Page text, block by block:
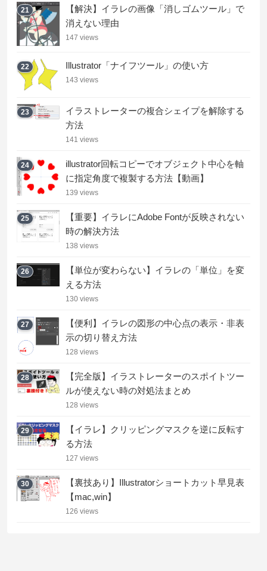
21
【解決】イラレの画像「消しゴムツール」で
消えない理由
147 views
22 Illustrator「ナイフツール」の使い方
143 views
23
イラストレーターの複合シェイプを解除する
方法
141 views
24
illustrator回転コピーでオブジェクト中心を軸
に指定角度で複製する方法【動画】
139 views
25
【重要】イラレにAdobe Fontが反映されない
時の解決方法
138 views
26
【単位が変わらない】イラレの「単位」を変
える方法
130 views
27
【便利】イラレの図形の中心点の表示・非表
示の切り替え方法
128 views
28
【完全版】イラストレーターのスポイトツー
ルが使えない時の対処法まとめ
128 views
29
【イラレ】クリッピングマスクを逆に反転す
る方法
127 views
30
【裏技あり】Illustratorショートカット早見表
【mac,win】
126 views